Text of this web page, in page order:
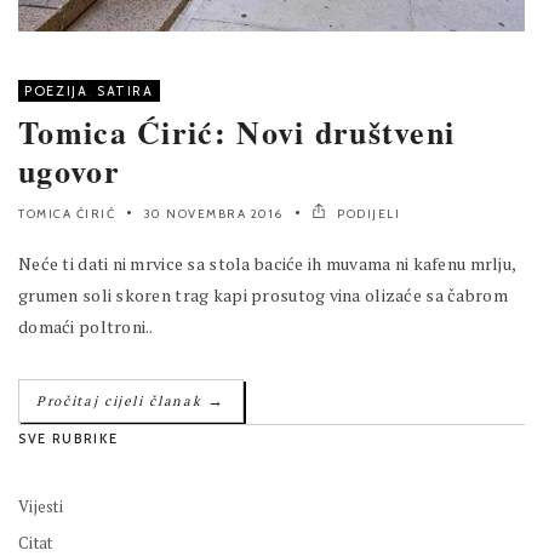
POEZIJA , SATIRA
Tomica Ćirić: Novi društveni
ugovor
TOMICA ĆIRIĆ 30 NOVEMBRA 2016 PODIJELI
Neće ti dati ni mrvice sa stola baciće ih muvama ni kafenu mrlju,
grumen soli skoren trag kapi prosutog vina olizaće sa čabrom
domaći poltroni..
Pročitaj cijeli članak →
SVE RUBRIKE
Vijesti
Citat